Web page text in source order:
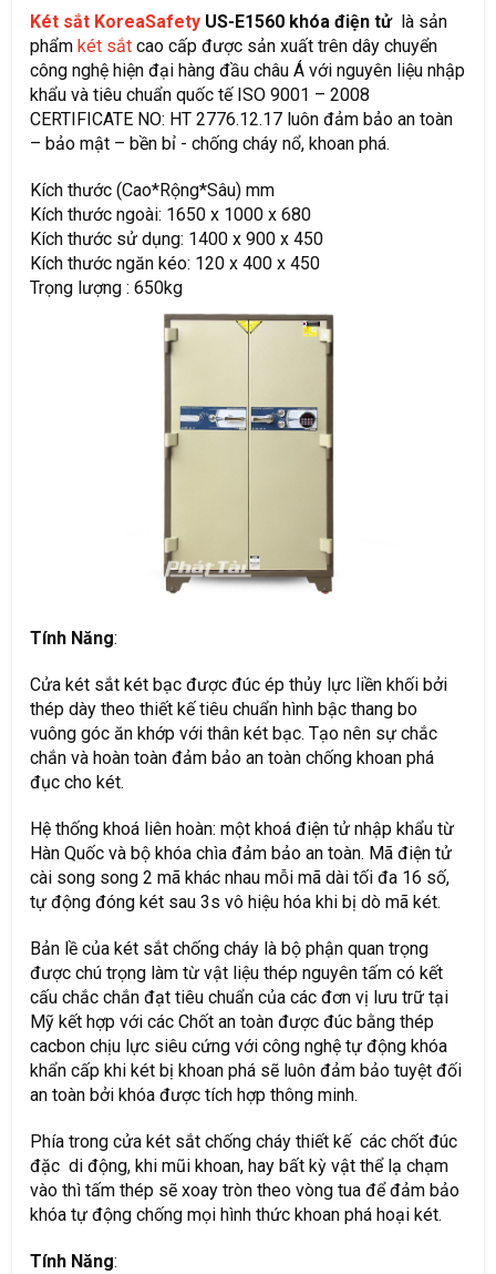
Két sắt KoreaSafety US-E1560 khóa điện tử là sản
phẩm két sắt cao cấp được sản xuất trên dây chuyển
công nghệ hiện đại hàng đầu châu Á với nguyên liệu nhập
khẩu và tiêu chuẩn quốc tế ISO 9001 – 2008
CERTIFICATE NO: HT 2776.12.17 luôn đảm bảo an toàn
– bảo mật – bền bỉ - chống cháy nổ, khoan phá.
Kích thước (Cao*Rộng*Sâu) mm
Kích thước ngoài: 1650 x 1000 x 680
Kích thước sử dụng: 1400 x 900 x 450
Kích thước ngăn kéo: 120 x 400 x 450
Trọng lượng : 650kg
Tính Năng:
Cửa két sắt két bạc được đúc ép thủy lực liền khối bởi
thép dày theo thiết kế tiêu chuẩn hình bậc thang bo
vuông góc ăn khớp với thân két bạc. Tạo nên sự chắc
chắn và hoàn toàn đảm bảo an toàn chống khoan phá
đục cho két.
Hệ thống khoá liên hoàn: một khoá điện tử nhập khẩu từ
Hàn Quốc và bộ khóa chìa đảm bảo an toàn. Mã điện tử
cài song song 2 mã khác nhau mỗi mã dài tối đa 16 số,
tự động đóng két sau 3s vô hiệu hóa khi bị dò mã két.
Bản lề của két sắt chống cháy là bộ phận quan trọng
được chú trọng làm từ vật liệu thép nguyên tấm có kết
cấu chắc chắn đạt tiêu chuẩn của các đơn vị lưu trữ tại
Mỹ kết hợp với các Chốt an toàn được đúc bằng thép
cacbon chịu lực siêu cứng với công nghệ tự động khóa
khẩn cấp khi két bị khoan phá sẽ luôn đảm bảo tuyệt đối
an toàn bởi khóa được tích hợp thông minh.
Phía trong cửa két sắt chống cháy thiết kế các chốt đúc
đặc di động, khi mũi khoan, hay bất kỳ vật thể lạ chạm
vào thì tấm thép sẽ xoay tròn theo vòng tua để đảm bảo
khóa tự động chống mọi hình thức khoan phá hoại két.
Tính Năng: